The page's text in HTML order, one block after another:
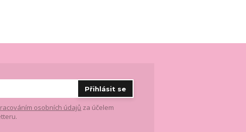
Přihlásit se
osobních údajů za účelem